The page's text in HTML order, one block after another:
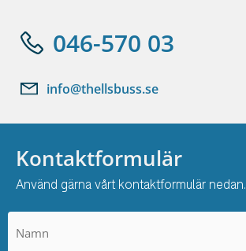
046-570 03
info@thellsbuss.se
Kontaktformulär
Använd gärna vårt kontaktformulär nedan.
Namn